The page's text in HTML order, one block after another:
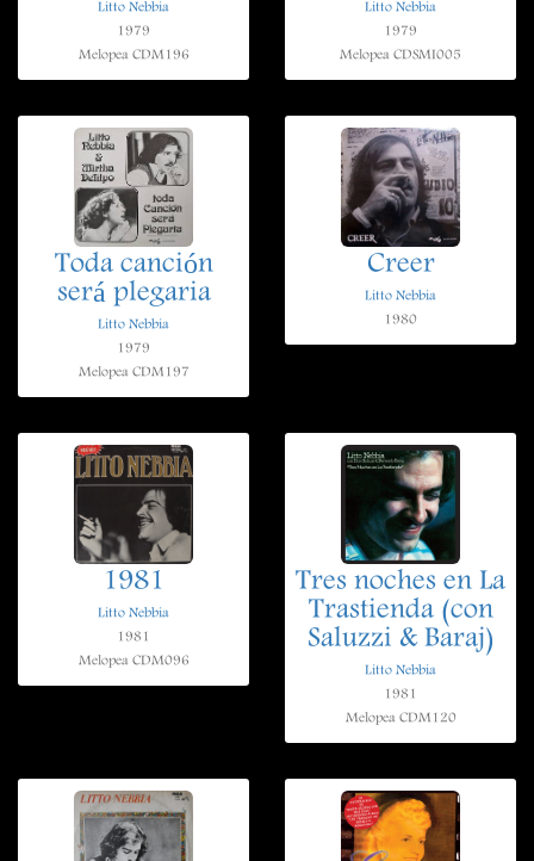
Litto Nebbia
1979
Melopea CDM196
Litto Nebbia
1979
Melopea CDSMI005
Toda canción
será plegaria
Litto Nebbia
1979
Melopea CDM197
Creer
Litto Nebbia
1980
1981
Litto Nebbia
1981
Melopea CDM096
Tres noches en La
Trastienda (con
Saluzzi & Baraj)
Litto Nebbia
1981
Melopea CDM120